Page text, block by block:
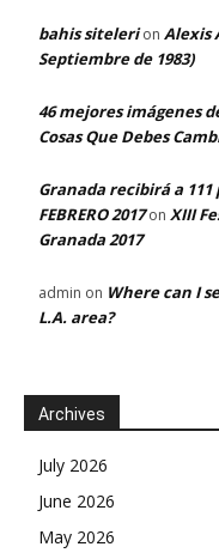
bahis sitelerion Alexis
Septiembre de 1983)
46 mejores imágenes
Cosas Que Debes
Granada recibirá a
FEBRERO 2017on XIII
Granada 2017
admin on Where can I
L.A. area?
Archives
July 2026
June 2026
May 2026